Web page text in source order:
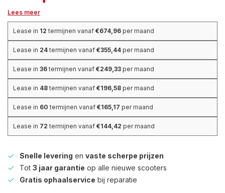
Lees meer
Lease in 12 termijnen vanaf €674,96 per maand
Lease in 24 termijnen vanaf €355,44 per maand
Lease in 36 termijnen vanaf €249,33 per maand
Lease in 48 termijnen vanaf €196,58 per maand
Lease in 60 termijnen vanaf €165,17 per maand
Lease in 72 termijnen vanaf €144,42 per maand
Snelle levering en vaste scherpe prijzen
Tot 3 jaar garantie op alle nieuwe scooters
Gratis ophaalservice bij reparatie